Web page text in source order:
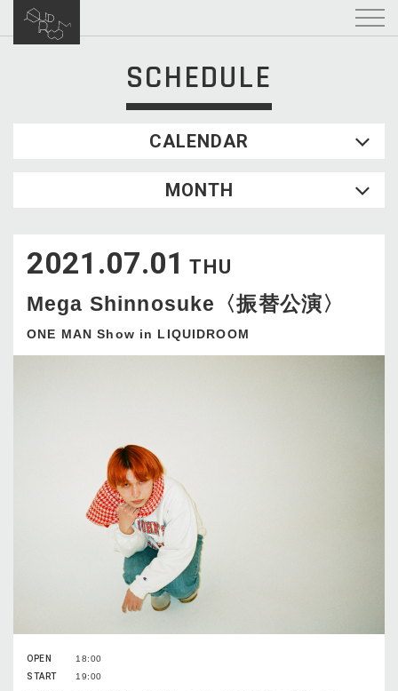
SCHEDULE
CALENDAR
WED
2
3 4 5
16
17 18 19 20 21
23
24 25 26 27
30
31
MONTH
2021.07.01 THU
Mega Shinnosuke〈振替公演〉
ONE MAN Show in LIQUIDROOM
OPEN
18:00
START
19:00